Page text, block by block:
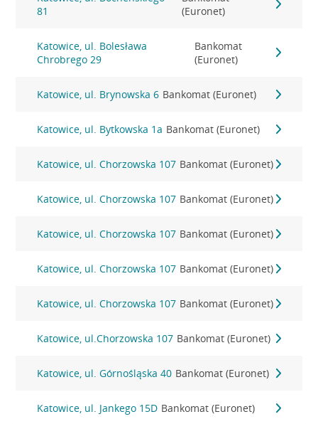
81
(Euronet)
Katowice, ul. Bolesława
Chrobrego 29
Bankomat
(Euronet)
Katowice, ul. Brynowska 6 Bankomat (Euronet)
Katowice, ul. Bytkowska 1a Bankomat (Euronet)
Katowice, ul. Chorzowska 107 Bankomat (Euronet)
Katowice, ul. Chorzowska 107 Bankomat (Euronet)
Katowice, ul. Chorzowska 107 Bankomat (Euronet)
Katowice, ul. Chorzowska 107 Bankomat (Euronet)
Katowice, ul. Chorzowska 107 Bankomat (Euronet)
Katowice, ul.Chorzowska 107 Bankomat (Euronet)
Katowice, ul. Górnośląska 40 Bankomat (Euronet)
Katowice, ul. Jankego 15D Bankomat (Euronet)